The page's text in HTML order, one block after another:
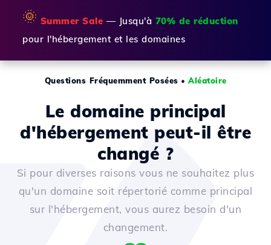
🌞 Summer Sale — Jusqu'à 70% de réduction
pour l'hébergement et les domaines
Questions Fréquemment Posées • Aléatoire
Le domaine principal
d'hébergement peut-il être
changé ?
Si pour diverses raisons vous ne souhaitez plus
qu'un domaine soit répertorié comme principal
sur l'hébergement, vous aurez besoin d'un
changement.